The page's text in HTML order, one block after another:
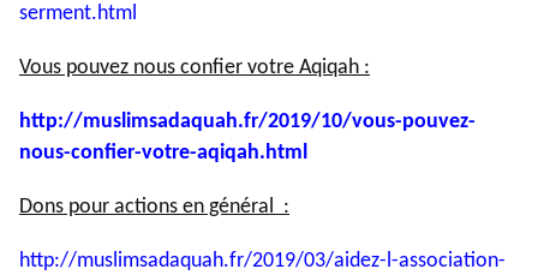
serment.html
Vous pouvez nous confier votre Aqiqah :
http://muslimsadaquah.fr/2019/10/vous-pouvez-
nous-confier-votre-aqiqah.html
Dons pour actions en général :
http://muslimsadaquah.fr/2019/03/aidez-l-association-